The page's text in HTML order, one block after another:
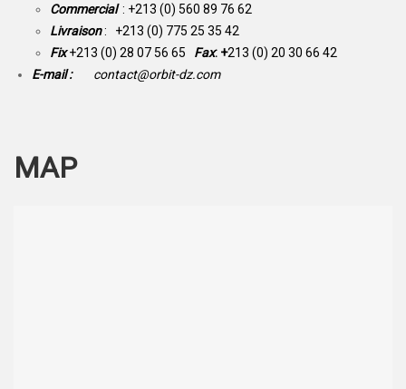
Commercial : +213 (0) 560 89 76 62
Livraison: +213 (0) 775 25 35 42
Fix +213 (0) 28 07 56 65 Fax: +213 (0) 20 30 66 42
E-mail :
contact@orbit-dz.com
MAP